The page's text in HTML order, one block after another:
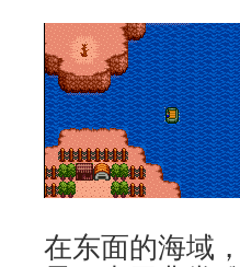
在东面的海域